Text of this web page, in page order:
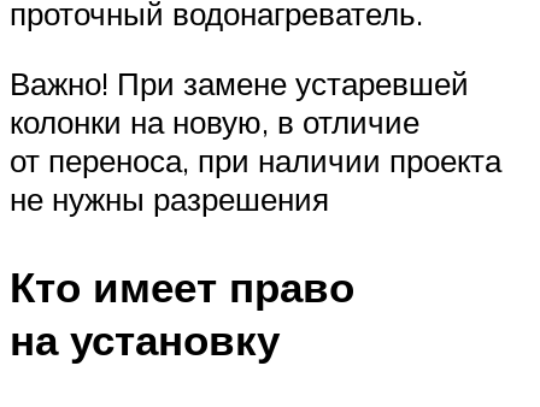
проточный водонагреватель.
Важно! При замене устаревшей
колонки на новую, в отличие
от переноса, при наличии проекта
не нужны разрешения
Кто имеет право
на установку